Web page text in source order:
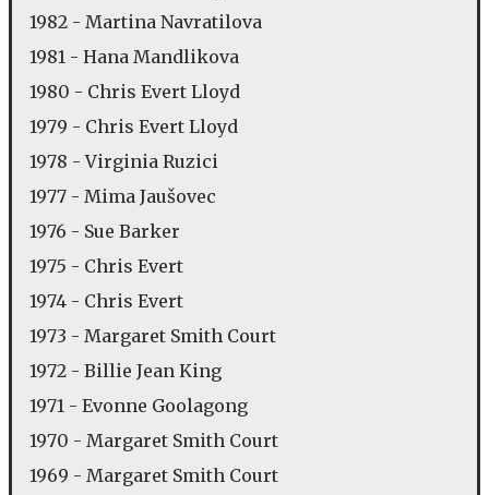
1982 - Martina Navratilova
1981 - Hana Mandlikova
1980 - Chris Evert Lloyd
1979 - Chris Evert Lloyd
1978 - Virginia Ruzici
1977 - Mima Jaušovec
1976 - Sue Barker
1975 - Chris Evert
1974 - Chris Evert
1973 - Margaret Smith Court
1972 - Billie Jean King
1971 - Evonne Goolagong
1970 - Margaret Smith Court
1969 - Margaret Smith Court